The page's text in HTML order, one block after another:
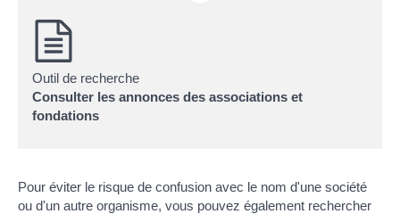
Outil de recherche
Consulter les annonces des associations et
fondations
Pour éviter le risque de confusion avec le nom d'une société
ou d'un autre organisme, vous pouvez également rechercher